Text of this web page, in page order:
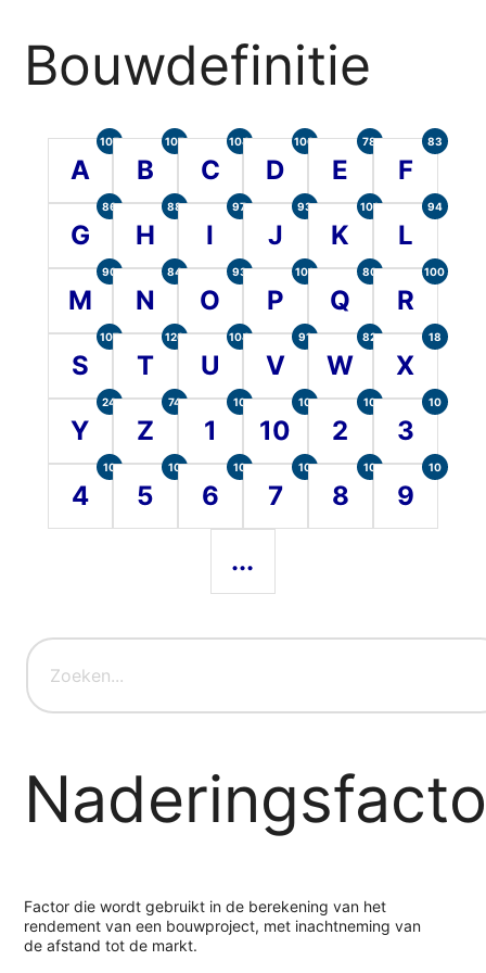
Bouwdefinitie
A
105
B
107
C
104
D
100
E
78
F
83
G
86
H
88
I
97
J
93
K
101
L
94
M
90
N
84
O
93
P
101
Q
80
R
100
S
107
T
120
U
104
V
91
W
82
X
18
Y
24
Z
74
1
10
10
10
2
10
3
10
4
10
5
10
6
10
7
10
8
10
9
10
...
Factor die wordt gebruikt in de berekening van het
rendement van een bouwproject, met inachtneming van
de afstand tot de markt.